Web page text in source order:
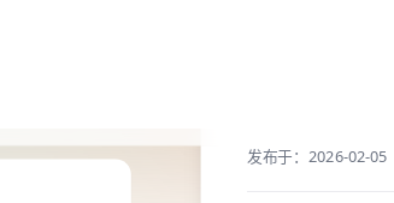
发布于：2026-02-05